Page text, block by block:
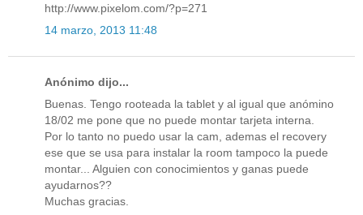
http://www.pixelom.com/?p=271
14 marzo, 2013 11:48
Anónimo dijo...
Buenas. Tengo rooteada la tablet y al igual que anómino
18/02 me pone que no puede montar tarjeta interna.
Por lo tanto no puedo usar la cam, ademas el recovery
ese que se usa para instalar la room tampoco la puede
montar... Alguien con conocimientos y ganas puede
ayudarnos??
Muchas gracias.